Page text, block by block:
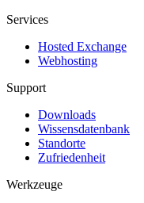
Services
Hosted Exchange
Webhosting
Support
Downloads
Wissensdatenbank
Standorte
Zufriedenheit
Werkzeuge